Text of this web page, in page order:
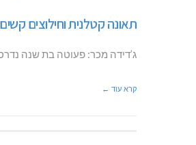
תאונה קטלנית וחילוצים קשים
ג’דידה מכר: פעוטה בת שנה
קרא עוד ←